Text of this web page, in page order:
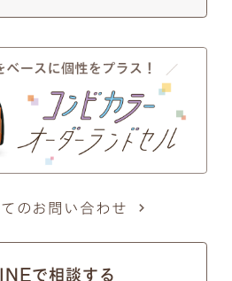
のお問い合わせ
で相談する
文字が似ているため、間違い
合わせを頂くことがございま